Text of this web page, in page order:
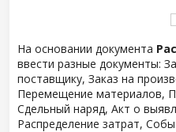
На основании документа
ввести разные документы:
поставщику, Заказ на
Перемещение материалов,
Сдельный наряд, Акт о
Распределение затрат,